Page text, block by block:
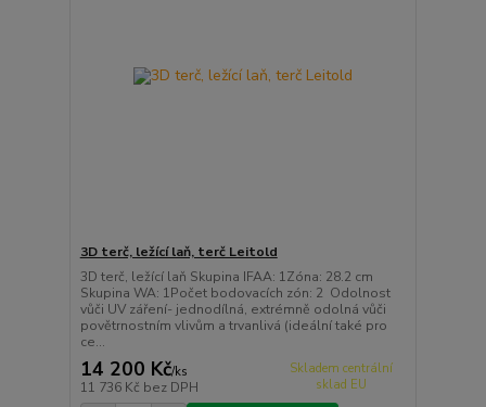
3D terč, ležící laň, terč Leitold
3D terč, ležící laň Skupina IFAA: 1Zóna: 28.2 cm
Skupina WA: 1Počet bodovacích zón: 2 Odolnost
vůči UV záření- jednodílná, extrémně odolná vůči
povětrnostním vlivům a trvanlivá (ideální také pro
ce...
14 200 Kč/ks
11 736 Kč bez DPH
Skladem centrální
sklad EU